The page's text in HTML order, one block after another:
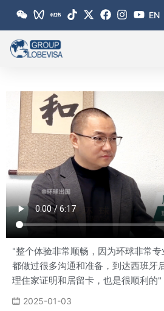
EN
"整个体验非常顺畅，因为环球非常
都做过很多沟通和准备，到达西班牙
理住家证明和居留卡，也是很顺利的"
2025-01-03